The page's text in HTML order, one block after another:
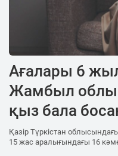
Ағалары 6
Жамбыл
қыз бала
Қазір Түркістан
15 жас аралығындағы 16